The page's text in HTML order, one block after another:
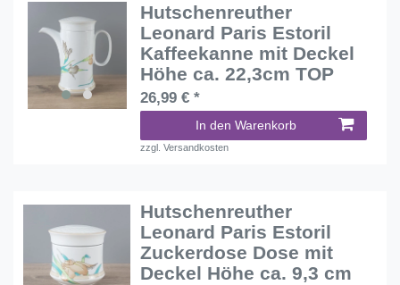
Hutschenreuther
Leonard Paris Estoril
Kaffeekanne mit Deckel
Höhe ca. 22,3cm TOP
26,99 € *
In den Warenkorb
zzgl.Versandkosten
Hutschenreuther
Leonard Paris Estoril
Zuckerdose Dose mit
Deckel Höhe ca. 9,3 cm